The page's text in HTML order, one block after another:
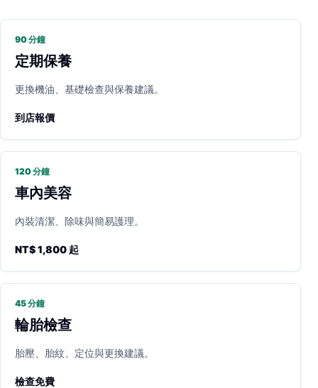
90 分鐘
定期保養
更換機油、基礎檢查與保養建議。
到店報價
120 分鐘
車內美容
內裝清潔、除味與簡易護理。
NT$ 1,800 起
45 分鐘
輪胎檢查
胎壓、胎紋、定位與更換建議。
檢查免費